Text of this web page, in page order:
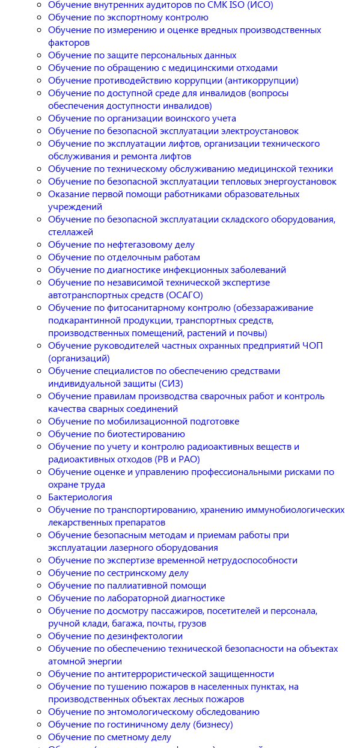
Обучение внутренних аудиторов по СМК ISO (ИСО)
Обучение по экспортному контролю
Обучение по измерению и оценке вредных производственных
факторов
Обучение по защите персональных данных
Обучение по обращению с медицинскими отходами
Обучение противодействию коррупции (антикоррупции)
Обучение по доступной среде для инвалидов (вопросы
обеспечения доступности инвалидов)
Обучение по организации воинского учета
Обучение по безопасной эксплуатации электроустановок
Обучение по эксплуатации лифтов, организации технического
обслуживания и ремонта лифтов
Обучение по техническому обслуживанию медицинской техники
Обучение по безопасной эксплуатации тепловых энергоустановок
Оказание первой помощи работниками образовательных
учреждений
Обучение по безопасной эксплуатации складского оборудования,
стеллажей
Обучение по нефтегазовому делу
Обучение по отделочным работам
Обучение по диагностике инфекционных заболеваний
Обучение по независимой технической экспертизе
автотранспортных средств (ОСАГО)
Обучение по фитосанитарному контролю (обеззараживание
подкарантинной продукции, транспортных средств,
производственных помещений, растений и почвы)
Обучение руководителей частных охранных предприятий ЧОП
(организаций)
Обучение специалистов по обеспечению средствами
индивидуальной защиты (СИЗ)
Обучение правилам производства сварочных работ и контроль
качества сварных соединений
Обучение по мобилизационной подготовке
Обучение по биотестированию
Обучение по учету и контролю радиоактивных веществ и
радиоактивных отходов (РВ и РАО)
Обучение оценке и управлению профессиональными рисками по
охране труда
Бактериология
Обучение по транспортированию, хранению иммунобиологических
лекарственных препаратов
Обучение безопасным методам и приемам работы при
эксплуатации лазерного оборудования
Обучение по экспертизе временной нетрудоспособности
Обучение по сестринскому делу
Обучение по паллиативной помощи
Обучение по лабораторной диагностике
Обучение по досмотру пассажиров, посетителей и персонала,
ручной клади, багажа, почты, грузов
Обучение по дезинфектологии
Обучение по обеспечению технической безопасности на объектах
атомной энергии
Обучение по антитеррористической защищенности
Обучение по тушению пожаров в населенных пунктах, на
производственных объектах лесных пожаров
Обучение по энтомологическому обследованию
Обучение по гостиничному делу (бизнесу)
Обучение по сметному делу